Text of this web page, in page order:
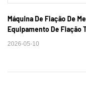
Máquina De Fiação De
Equipamento De Fiação
2026-05-10